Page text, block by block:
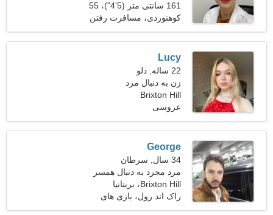
161 سانتی متر (5'4")، 55
کیلوگرم (121 پوند)
کوهنوردی، مسافرت رفتن
Lucy
22 ساله, دلو
زن به دنبال مرد
Brixton Hill
عروسی
George
34 سال, سرطان
مرد مجرد به دنبال همسر
Brixton Hill، بریتانیا
راک اند رول، بازی های
ویدیویی